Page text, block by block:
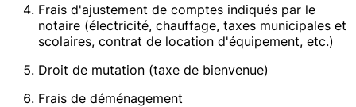
Frais d'ajustement de comptes indiqués par le
notaire (électricité, chauffage, taxes municipales et
scolaires, contrat de location d'équipement, etc.)
Droit de mutation (taxe de bienvenue)
Frais de déménagement